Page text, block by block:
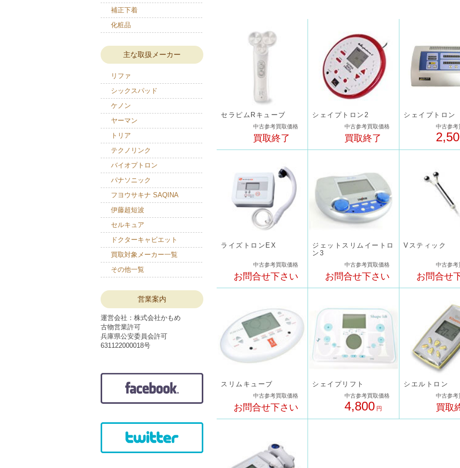
セラピムRキューブ
中古参考買取価格
買取終了
シェイプトロン2
中古参考買取価格
買取終了
シェイプトロン
中古参考
ライズトロンEX
中古参考買取価格
お問合せ下さい
ジェットスリムイートロ
ン3
中古参考買取価格
お問合せ下さい
Vスティック
中古参考
お問合せ
スリムキューブ
中古参考買取価格
お問合せ下さい
シェイプリフト
中古参考買取価格
4,800 円
シエルトロン
中古参考
買取
補正下着
化粧品
主な取扱メーカー
リファ
シックスパッド
ケノン
ヤーマン
トリア
テクノリンク
バイオプトロン
パナソニック
フヨウサキナ SAQINA
伊藤超短波
セルキュア
ドクターキャビエット
買取対象メーカー一覧
その他一覧
営業案内
運営会社：株式会社かもめ
古物営業許可
兵庫県公安委員会許可
631122000018号